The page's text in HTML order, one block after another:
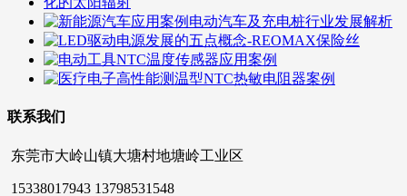
联系我们
东莞市大岭山镇大塘村地塘岭工业区
15338017943 13798531548